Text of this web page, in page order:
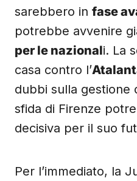
sarebbero in fase
potrebbe avvenire
per le nazionali. La
casa contro l’
dubbi sulla gestione
sfida di Firenze
decisiva per il suo
Per l’immediato, la